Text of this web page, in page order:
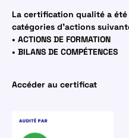
La certification qualité a
catégories d’actions
• ACTIONS DE FORMATION
• BILANS DE COMPÉTENCES
Accéder au certificat